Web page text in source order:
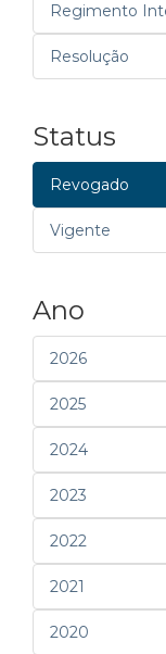
Regimento
Resolução
Status
Revogado
Vigente
Ano
2026
2025
2024
2023
2022
2021
2020